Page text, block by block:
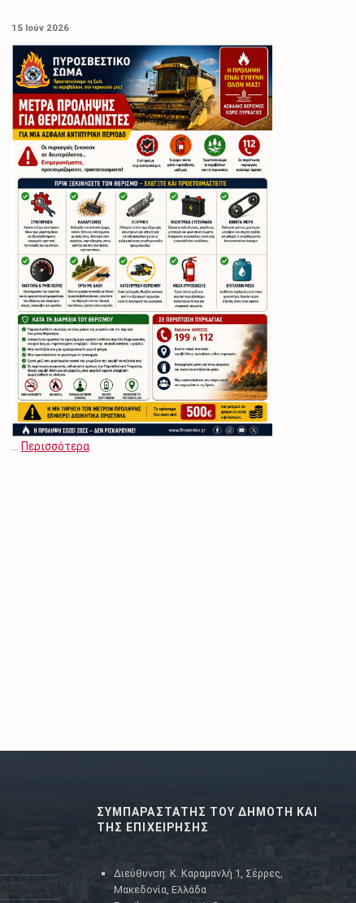
15 Ιούν 2026
Περισσότερα
ΣΥΜΠΑΡΑΣΤΑΤΗΣ ΤΟΥ ΔΗΜΟΤΗ ΚΑΙ
ΤΗΣ ΕΠΙΧΕΙΡΗΣΗΣ
Διεύθυνση: Κ. Καραμανλή 1, Σέρρες,
Μακεδονία, Ελλάδα